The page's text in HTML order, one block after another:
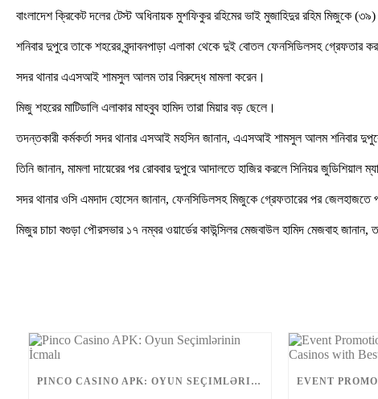
বাংলাদেশ ক্রিকেট দলের টেস্ট অধিনায়ক মুশফিকুর রহিমের ভাই মুজাহিদুর রহিম মিজুকে
শনিবার দুপুরে তাকে শহরের বৃন্দাবনপাড়া এলাকা থেকে দুই বোতল ফেনসিডিলসহ গ্রেফতার
সদর থানার এএসআই শামসুল আলম তার বিরুদ্ধে মামলা করেন।
মিজু শহরের মাটিডালি এলাকার মাহবুব হামিদ তারা মিয়ার বড় ছেলে।
তদন্তকারী কর্মকর্তা সদর থানার এসআই মহসিন জানান, এএসআই শামসুল আলম শনিবার
তিনি জানান, মামলা দায়েরের পর রোববার দুপুরে আদালতে হাজির করলে সিনিয়র জুডিশিয়াল
সদর থানার ওসি এমদাদ হোসেন জানান, ফেনসিডিলসহ মিজুকে গ্রেফতারের পর জেলহাজতে
মিজুর চাচা বগুড়া পৌরসভার ১৭ নম্বর ওয়ার্ডের কাউন্সিলর মেজবাউল হামিদ মেজবাহ
PINCO CASINO APK: OYUN SEÇIMLƏRININ İCMALI